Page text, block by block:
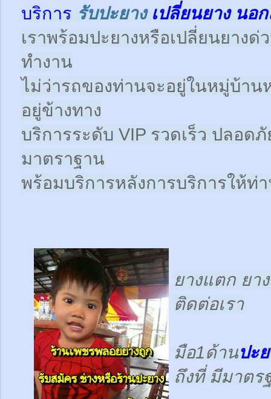
บริการ รับปะยาง เปลี่ยนยาง นอ
เราพร้อมปะยางหรือเปลี่ยนยาง
ทำงาน
ไม่ว่ารถของท่านจะอยู่ในหมู่บ้า
อยู่ข้างทาง
บริการระดับ VIP รวดเร็ว ปลอด
มาตราฐาน
พร้อมบริการหลังการบริการให้ท่
ยางแตก ยา
ติดต่อเรา
มือ1ด้านปะ
ถึงที่ มีมาตร